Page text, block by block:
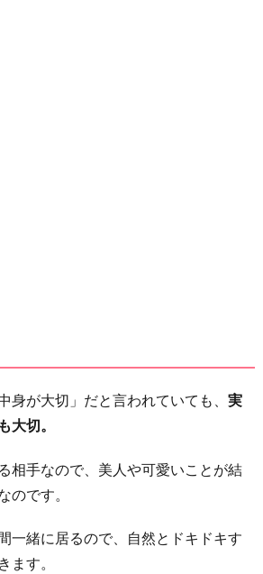
身が大切」だと言われていても、 実
大切。
相手なので、美人や可愛いことが結
のです。
一緒に居るので、自然とドキドキす
ます。